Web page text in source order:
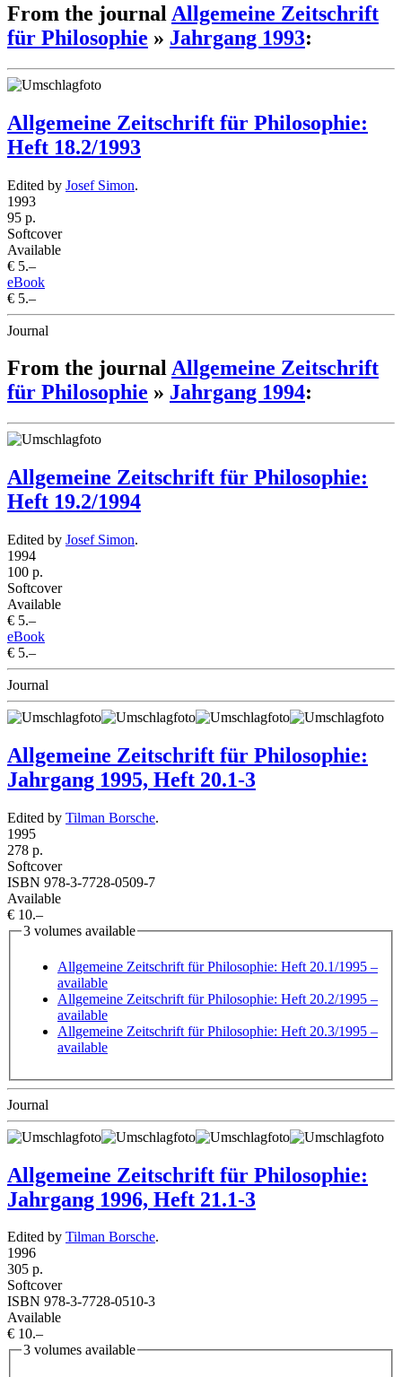
From the journal Allgemeine Zeitschrift
für Philosophie » Jahrgang 1993:
Allgemeine Zeitschrift für Philosophie:
Heft 18.2/1993
Edited by Josef Simon.
1993
95 p.
Softcover
Available
€ 5.–
eBook
€ 5.–
Journal
From the journalAllgemeine Zeitschrift
für Philosophie » Jahrgang 1994:
Allgemeine Zeitschrift für Philosophie:
Heft 19.2/1994
Edited by Josef Simon.
1994
100 p.
Softcover
Available
€ 5.–
eBook
€ 5.–
Journal
Allgemeine Zeitschrift für Philosophie:
Jahrgang 1995, Heft 20.1-3
Edited by Tilman Borsche.
1995
278 p.
Softcover
ISBN 978-3-7728-0509-7
Available
€ 10.–
3 volumes available
Allgemeine Zeitschrift für Philosophie: Heft 20.1/1995 –
available
Allgemeine Zeitschrift für Philosophie: Heft 20.2/1995 –
available
Allgemeine Zeitschrift für Philosophie: Heft 20.3/1995 –
available
Journal
Allgemeine Zeitschrift für Philosophie:
Jahrgang 1996, Heft 21.1-3
Edited by Tilman Borsche.
1996
305 p.
Softcover
ISBN 978-3-7728-0510-3
Available
€ 10.–
3 volumes available